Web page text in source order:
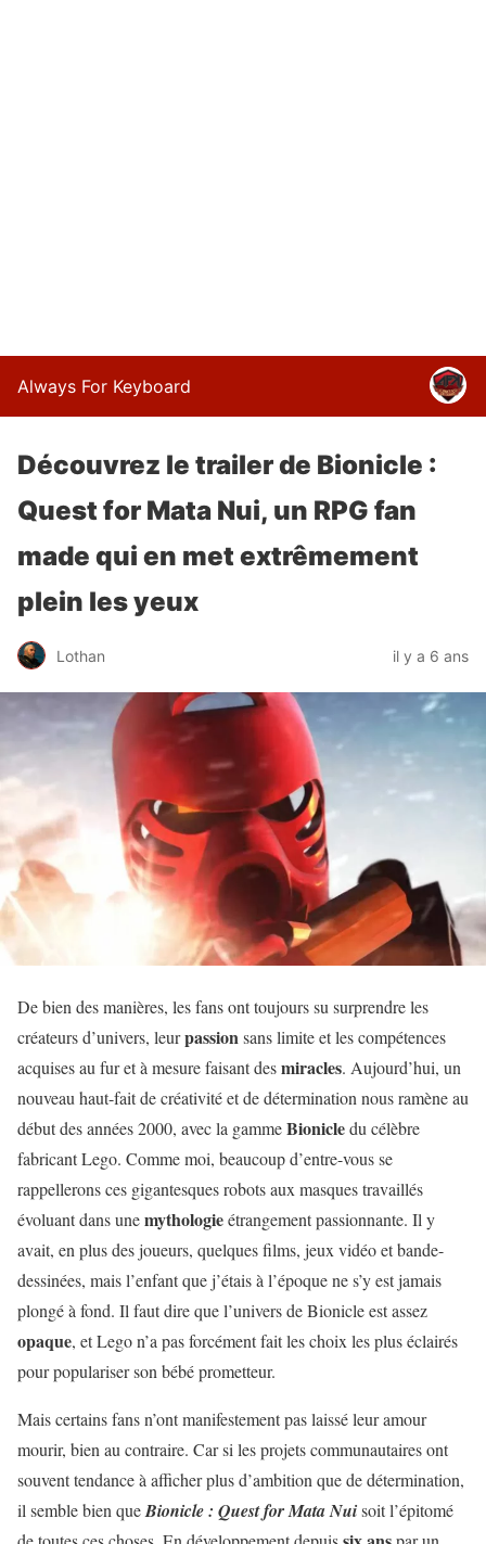
Always For Keyboard
Découvrez le trailer de Bionicle :
Quest for Mata Nui, un RPG fan
made qui en met extrêmement
plein les yeux
Lothan il y a 6 ans
De bien des manières, les fans ont toujours su surprendre les
créateurs d’univers, leurpassionsans limite et les compétences
acquises au fur et à mesure faisant desmiracles. Aujourd’hui, un
nouveau haut-fait de créativité et de détermination nous ramène au
début des années 2000, avec la gammeBionicledu célèbre
fabricant Lego. Comme moi, beaucoup d’entre-vous se
rappellerons ces gigantesques robots aux masques travaillés
évoluant dans unemythologieétrangement passionnante. Il y
avait, en plus des joueurs, quelques films, jeux vidéo et bande-
dessinées, mais l’enfant que j’étais à l’époque ne s’y est jamais
plongé à fond. Il faut dire que l’univers de Bionicle est assez
opaque, et Lego n’a pas forcément fait les choix les plus éclairés
pour populariser son bébé prometteur.
Mais certains fans n’ont manifestement pas laissé leur amour
mourir, bien au contraire. Car si les projets communautaires ont
souvent tendance à afficher plus d’ambition que de détermination,
il semble bien queBionicle : Quest for Mata Nuisoit l’épitomé